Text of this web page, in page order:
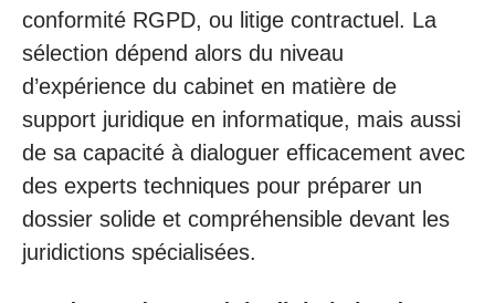
conformité RGPD, ou litige contractuel. La
sélection dépend alors du niveau
d’expérience du cabinet en matière de
support juridique en informatique, mais aussi
de sa capacité à dialoguer efficacement avec
des experts techniques pour préparer un
dossier solide et compréhensible devant les
juridictions spécialisées.